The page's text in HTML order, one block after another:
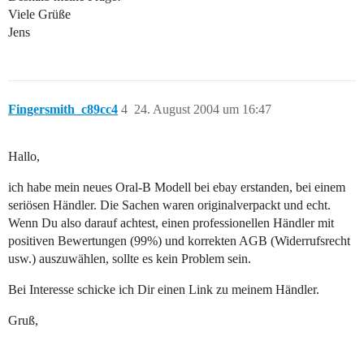
Viele Grüße
Jens
Fingersmith_c89cc4 24. August 2004 um 16:47
4
Hallo,
ich habe mein neues Oral-B Modell bei ebay erstanden, bei einem
seriösen Händler. Die Sachen waren originalverpackt und echt.
Wenn Du also darauf achtest, einen professionellen Händler mit
positiven Bewertungen (99%) und korrekten AGB (Widerrufsrecht
usw.) auszuwählen, sollte es kein Problem sein.
Bei Interesse schicke ich Dir einen Link zu meinem Händler.
Gruß,